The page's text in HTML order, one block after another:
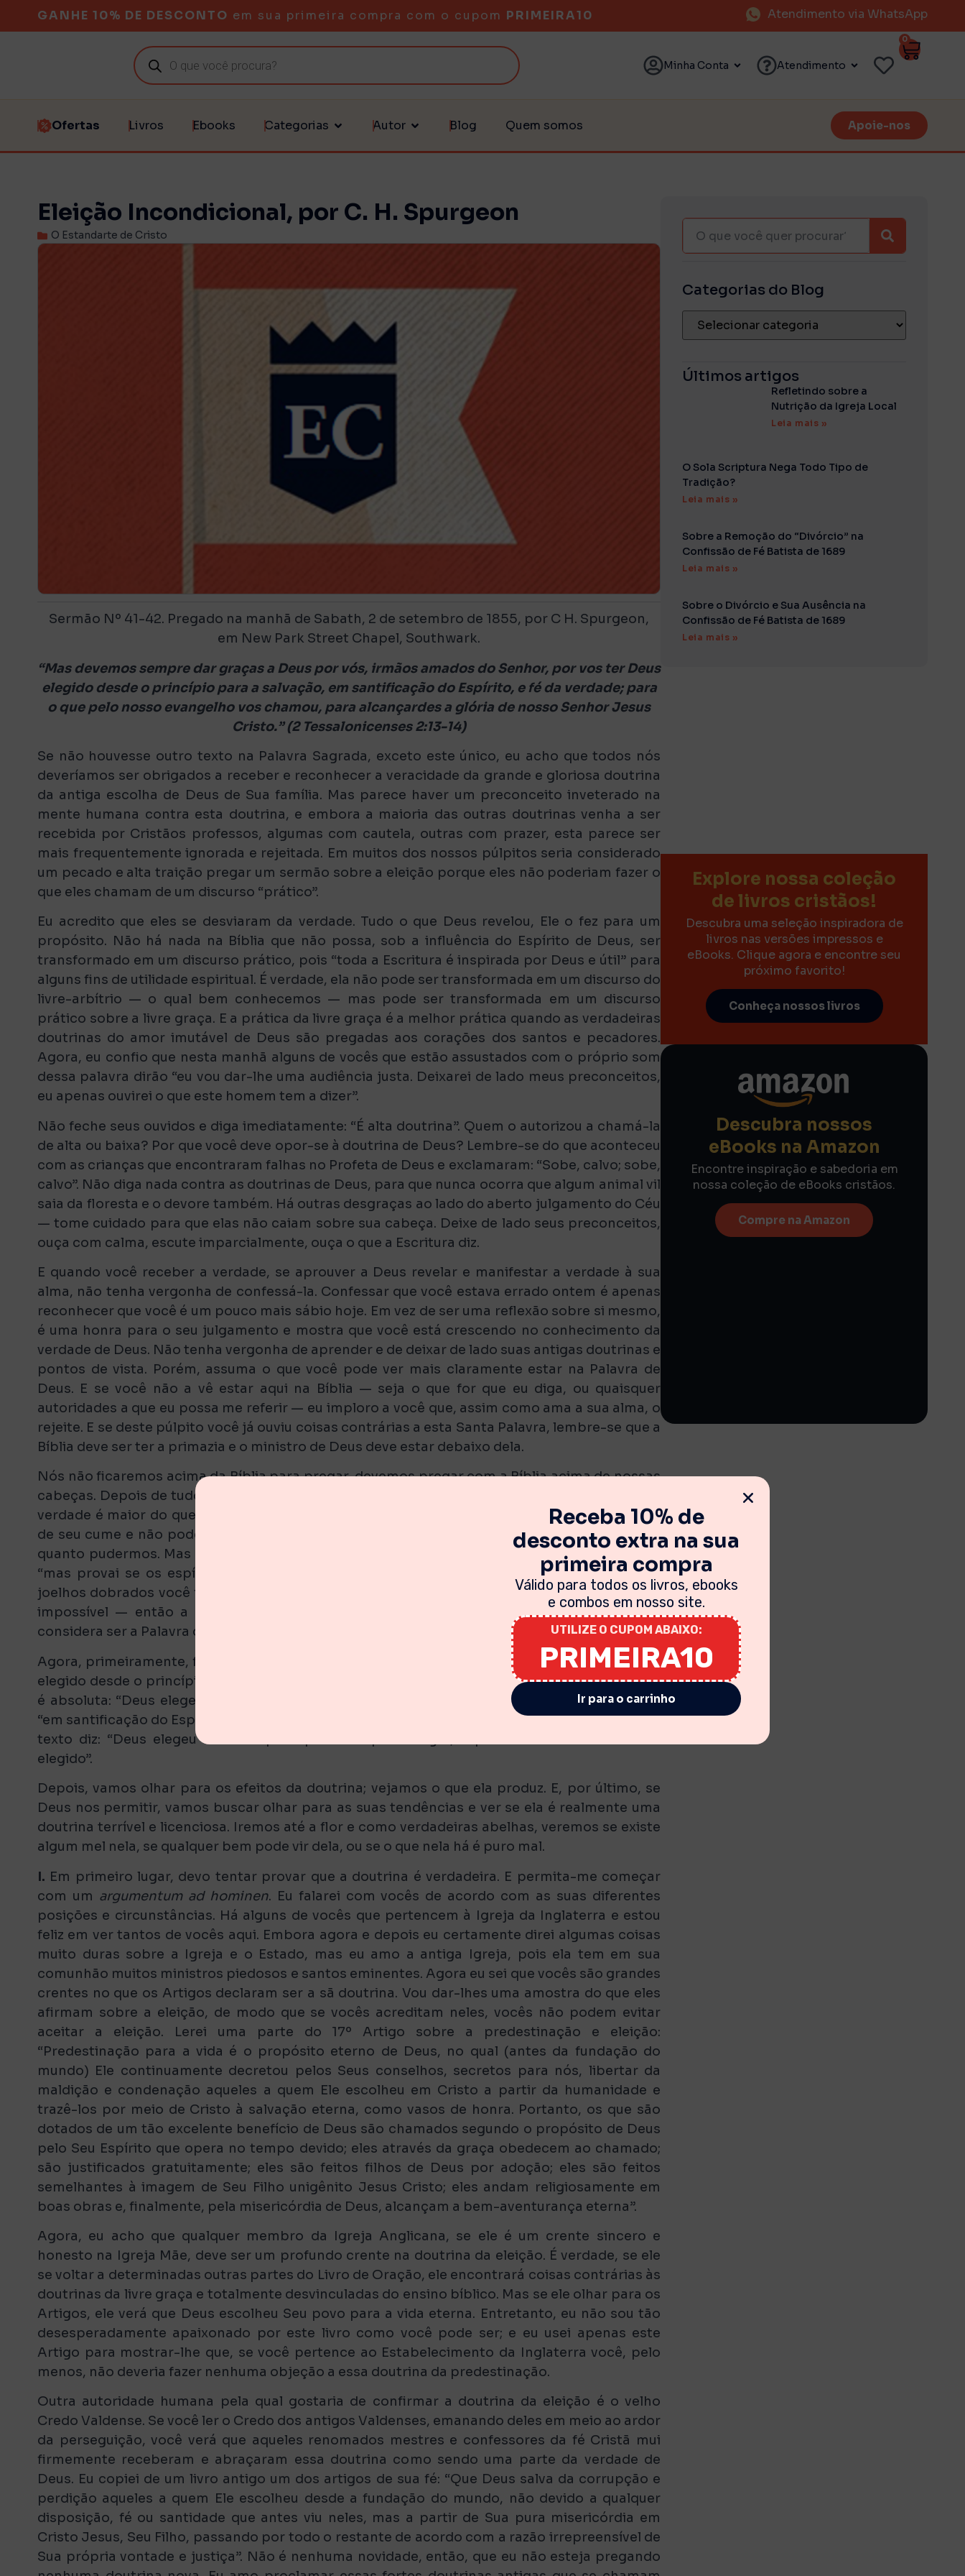
GANHE 10% DE DESCONTO em sua primeira compra com o cupom PRIMEIRA10 Atendimento via WhatsApp
Minha Conta Atendimento
0
Ofertas Livros Ebooks Categorias Autor Blog Quem somos Apoie-nos
Eleição Incondicional, por C. H. Spurgeon
O Estandarte de Cristo
Sermão Nº 41-42. Pregado na manhã de Sabath, 2 de setembro de 1855, por C H. Spurgeon,
em New Park Street Chapel, Southwark.
“Mas devemos sempre dar graças a Deus por vós, irmãos amados do Senhor, por vos ter Deus
elegido desde o princípio para a salvação, em santificação do Espírito, e fé da verdade; para
o que pelo nosso evangelho vos chamou, para alcançardes a glória de nosso Senhor Jesus
Cristo.” (2 Tessalonicenses 2:13-14)
Se não houvesse outro texto na Palavra Sagrada, exceto este único, eu acho que todos nós
deveríamos ser obrigados a receber e reconhecer a veracidade da grande e gloriosa doutrina
da antiga escolha de Deus de Sua família. Mas parece haver um preconceito inveterado na
mente humana contra esta doutrina, e embora a maioria das outras doutrinas venha a ser
recebida por Cristãos professos, algumas com cautela, outras com prazer, esta parece ser
mais frequentemente ignorada e rejeitada. Em muitos dos nossos púlpitos seria considerado
um pecado e alta traição pregar um sermão sobre a eleição porque eles não poderiam fazer o
que eles chamam de um discurso “prático”.
Eu acredito que eles se desviaram da verdade. Tudo o que Deus revelou, Ele o fez para um
propósito. Não há nada na Bíblia que não possa, sob a influência do Espírito de Deus, ser
transformado em um discurso prático, pois “toda a Escritura é inspirada por Deus e útil” para
alguns fins de utilidade espiritual. É verdade, ela não pode ser transformada em um discurso do
livre-arbítrio — o qual bem conhecemos — mas pode ser transformada em um discurso
prático sobre a livre graça. E a prática da livre graça é a melhor prática quando as verdadeiras
doutrinas do amor imutável de Deus são pregadas aos corações dos santos e pecadores.
Agora, eu confio que nesta manhã alguns de vocês que estão assustados com o próprio som
dessa palavra dirão “eu vou dar-lhe uma audiência justa. Deixarei de lado meus preconceitos,
eu apenas ouvirei o que este homem tem a dizer”.
Não feche seus ouvidos e diga imediatamente: “É alta doutrina”. Quem o autorizou a chamá-la
de alta ou baixa? Por que você deve opor-se à doutrina de Deus? Lembre-se do que aconteceu
com as crianças que encontraram falhas no Profeta de Deus e exclamaram: “Sobe, calvo; sobe,
calvo”. Não diga nada contra as doutrinas de Deus, para que nunca ocorra que algum animal vil
saia da floresta e o devore também. Há outras desgraças ao lado do aberto julgamento do Céu
— tome cuidado para que elas não caiam sobre sua cabeça. Deixe de lado seus preconceitos,
ouça com calma, escute imparcialmente, ouça o que a Escritura diz.
E quando você receber a verdade, se aprouver a Deus revelar e manifestar a verdade à sua
alma, não tenha vergonha de confessá-la. Confessar que você estava errado ontem é apenas
reconhecer que você é um pouco mais sábio hoje. Em vez de ser uma reflexão sobre si mesmo,
é uma honra para o seu julgamento e mostra que você está crescendo no conhecimento da
verdade de Deus. Não tenha vergonha de aprender e de deixar de lado suas antigas doutrinas e
pontos de vista. Porém, assuma o que você pode ver mais claramente estar na Palavra de
Deus. E se você não a vê estar aqui na Bíblia — seja o que for que eu diga, ou quaisquer
autoridades a que eu possa me referir — eu imploro a você que, assim como ama a sua alma, o
rejeite. E se deste púlpito você já ouviu coisas contrárias a esta Santa Palavra, lembre-se que a
Bíblia deve ser ter a primazia e o ministro de Deus deve estar debaixo dela.
Nós não ficaremos acima da Bíblia para pregar, devemos pregar com a Bíblia acima de nossas
cabeças. Depois de tudo o que temos pregado, estamos bem conscientes de que o monte da
verdade é maior do que os nossos olhos podem discernir, nuvens e escuridão estão ao redor
de seu cume e não podemos discernir seu topo. No entanto, vamos tentar pregá-la tão bem
quanto pudermos. Mas desde que somos mortais e sujeitos a errar, exerça o seu julgamento,
“mas provai se os espíritos são de Deus” [1 João 4:1], e se em meio à madura sobre seus
joelhos dobrados você for levado a ignorar a eleição — algo que eu considero ser totalmente
impossível — então a rejeite; não a ouça ser pregada, mas creia e confesse o que você
considera ser a Palavra de Deus. Eu não posso dizer mais do que isso a título de introdução.
Agora, primeiramente, falarei um pouco sobre a veracidade dessa doutrina: “Por vos ter Deus
elegido desde o princípio para a salvação”. Em segundo lugar, tentarei provar que esta eleição
é absoluta: “Deus elegeu desde o princípio para a salvação”, não devido a santificação, mas
“em santificação do Espírito, e fé da verdade”. Em terceiro lugar, esta eleição é eterna, porque o
texto diz: “Deus elegeu desde o princípio”. Em quarto lugar, é pessoal: “Por vos ter Deus
elegido”.
Depois, vamos olhar para os efeitos da doutrina; vejamos o que ela produz. E, por último, se
Deus nos permitir, vamos buscar olhar para as suas tendências e ver se ela é realmente uma
doutrina terrível e licenciosa. Iremos até a flor e como verdadeiras abelhas, veremos se existe
algum mel nela, se qualquer bem pode vir dela, ou se o que nela há é puro mal.
I. Em primeiro lugar, devo tentar provar que a doutrina é verdadeira. E permita-me começar
com um argumentum ad hominen. Eu falarei com vocês de acordo com as suas diferentes
posições e circunstâncias. Há alguns de vocês que pertencem à Igreja da Inglaterra e estou
feliz em ver tantos de vocês aqui. Embora agora e depois eu certamente direi algumas coisas
muito duras sobre a Igreja e o Estado, mas eu amo a antiga Igreja, pois ela tem em sua
comunhão muitos ministros piedosos e santos eminentes. Agora eu sei que vocês são grandes
crentes no que os Artigos declaram ser a sã doutrina. Vou dar-lhes uma amostra do que eles
afirmam sobre a eleição, de modo que se vocês acreditam neles, vocês não podem evitar
aceitar a eleição. Lerei uma parte do 17º Artigo sobre a predestinação e eleição:
“Predestinação para a vida é o propósito eterno de Deus, no qual (antes da fundação do
mundo) Ele continuamente decretou pelos Seus conselhos, secretos para nós, libertar da
maldição e condenação aqueles a quem Ele escolheu em Cristo a partir da humanidade e
trazê-los por meio de Cristo à salvação eterna, como vasos de honra. Portanto, os que são
dotados de um tão excelente benefício de Deus são chamados segundo o propósito de Deus
pelo Seu Espírito que opera no tempo devido; eles através da graça obedecem ao chamado;
são justificados gratuitamente; eles são feitos filhos de Deus por adoção; eles são feitos
semelhantes à imagem de Seu Filho unigênito Jesus Cristo; eles andam religiosamente em
boas obras e, finalmente, pela misericórdia de Deus, alcançam a bem-aventurança eterna”.
Agora, eu acho que qualquer membro da Igreja Anglicana, se ele é um crente sincero e
honesto na Igreja Mãe, deve ser um profundo crente na doutrina da eleição. É verdade, se ele
se voltar a determinadas outras partes do Livro de Oração, ele encontrará coisas contrárias às
doutrinas da livre graça e totalmente desvinculadas do ensino bíblico. Mas se ele olhar para os
Artigos, ele verá que Deus escolheu Seu povo para a vida eterna. Entretanto, eu não sou tão
desesperadamente apaixonado por este livro como você pode ser; e eu usei apenas este
Artigo para mostrar-lhe que, se você pertence ao Estabelecimento da Inglaterra você, pelo
menos, não deveria fazer nenhuma objeção a essa doutrina da predestinação.
Outra autoridade humana pela qual gostaria de confirmar a doutrina da eleição é o velho
Credo Valdense. Se você ler o Credo dos antigos Valdenses, emanando deles em meio ao ardor
da perseguição, você verá que aqueles renomados mestres e confessores da fé Cristã mui
firmemente receberam e abraçaram essa doutrina como sendo uma parte da verdade de
Deus. Eu copiei de um livro antigo um dos artigos de sua fé: “Que Deus salva da corrupção e
perdição aqueles a quem Ele escolheu desde a fundação do mundo, não devido a qualquer
disposição, fé ou santidade que antes viu neles, mas a partir de Sua pura misericórdia em
Cristo Jesus, Seu Filho, passando por todo o restante de acordo com a razão irrepreensível de
Sua própria vontade e justiça”. Não é nenhuma novidade, então, que eu não esteja pregando
Categorias do Blog
Últimos artigos
Refletindo sobre a
Nutrição da Igreja Local
Leia mais »
O Sola Scriptura Nega Todo Tipo de
Tradição?
Leia mais »
Sobre a Remoção do “Divórcio” na
Confissão de Fé Batista de 1689
Leia mais »
Sobre o Divórcio e Sua Ausência na
Confissão de Fé Batista de 1689
Leia mais »
Explore nossa coleção
de livros cristãos!
Descubra uma seleção inspiradora de
livros nas versões impressos e
eBooks. Clique agora e encontre seu
próximo favorito!
Conheça nossos livros
Descubra nossos
eBooks na Amazon
Encontre inspiração e sabedoria em
nossa coleção de eBooks cristãos.
Compre na Amazon
Receba 10% de
desconto extra na sua
primeira compra
Válido para todos os livros, ebooks
e combos em nosso site.
UTILIZE O CUPOM ABAIXO:
PRIMEIRA10
Ir para o carrinho